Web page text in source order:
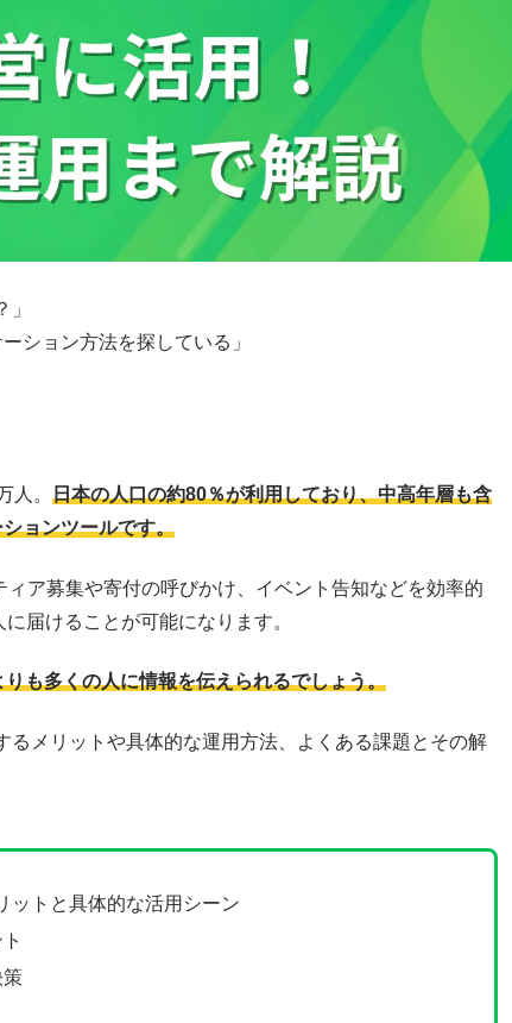
ション方法を探している」
人。 日本の人口の約80％が利用しており、中高年層も含
ョンツールです。
ア募集や寄付の呼びかけ、イベント告知などを効率的
届けることが可能になります。
も多くの人に情報を伝えられるでしょう。
メリットや具体的な運用方法、よくある課題とその解
ットと具体的な活用シーン
策